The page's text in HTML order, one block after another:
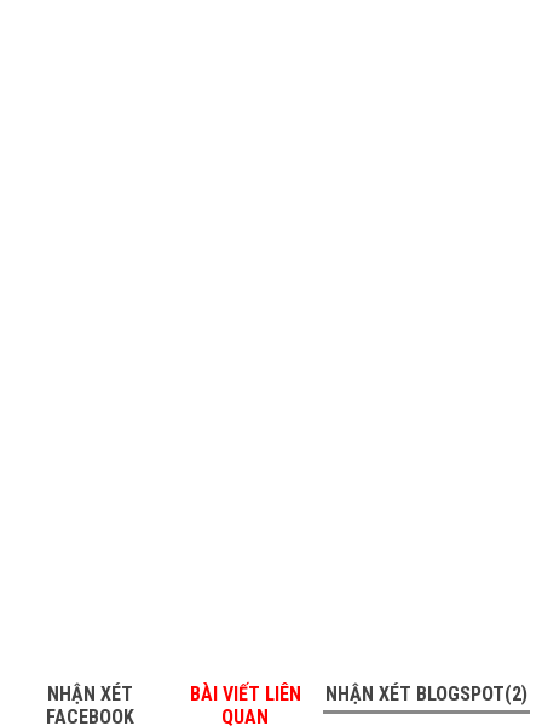
NHẬN XÉT
FACEBOOK
BÀI VIẾT LIÊN
QUAN
NHẬN XÉT BLOGSPOT(2)